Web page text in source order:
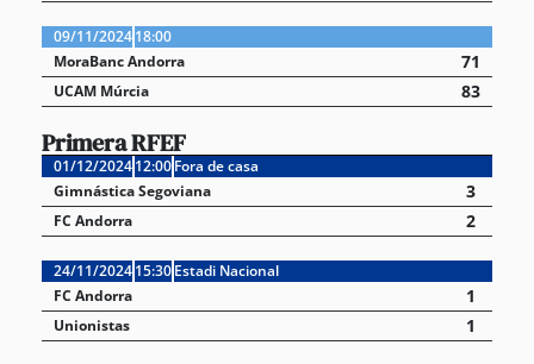
09/11/202418:00
MoraBanc Andorra
71
UCAM Múrcia 83
Primera RFEF
01/12/202412:00Fora de casa
Gimnástica Segoviana
3
FC Andorra 2
24/11/202415:30Estadi Nacional
FC Andorra
1
Unionistas 1